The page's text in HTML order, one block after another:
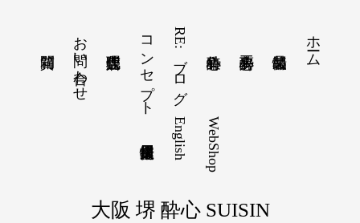
ホーム
RE:ブログ
コンセプト
お問い合わせ
WebShop
English
大阪 堺 酔心 SUISIN